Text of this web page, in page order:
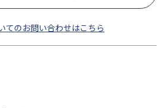
てのお問い合わせはこちら